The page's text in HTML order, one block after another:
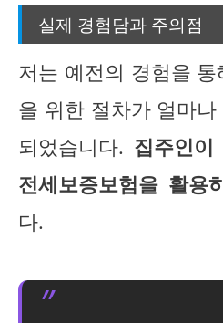
실제 경험담과 주의점
저는 예전의 경험을
을 위한 절차가 얼마
되었습니다. 집주인
전세보증보험을 활용
다.